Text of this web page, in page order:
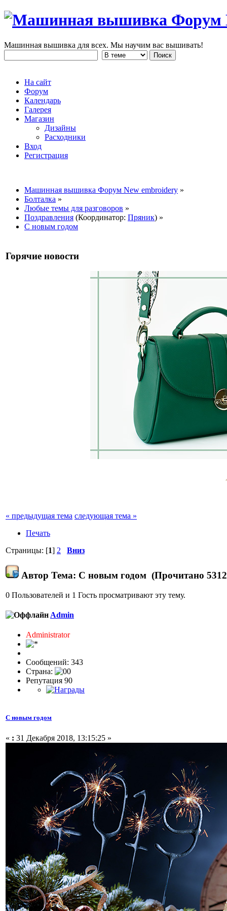
Машинная вышивка для всех. Мы научим вас вышивать!
На сайт
Форум
Календарь
Галерея
Магазин
Дизайны
Расходники
Вход
Регистрация
Машинная вышивка Форум New embroidery »
Болталка »
Любые темы для разговоров »
Поздравления (Координатор: Пряник) »
С новым годом
Горячие новости
« предыдущая тема следующая тема »
Печать
Страницы: [1] 2 Вниз
Автор Тема: С новым годом (Прочитано 5312
0 Пользователей и 1 Гость просматривают эту тему.
Admin
Administrator
Сообщений: 343
Страна:
Репутация 90
С новым годом
« : 31 Декабря 2018, 13:15:25 »